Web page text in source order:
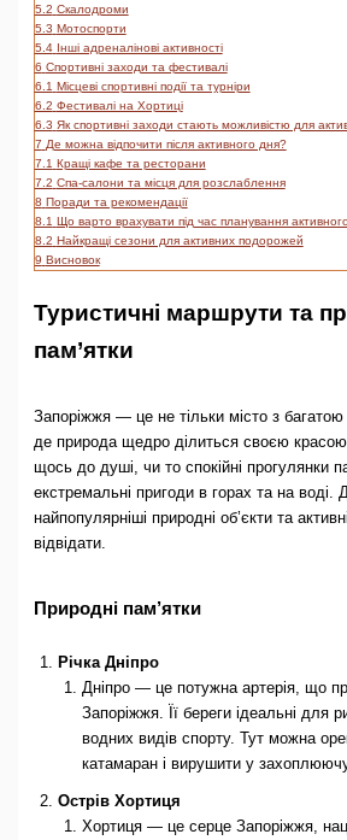
5.2 Скалодроми
5.3 Мотоспорти
5.4 Інші адреналінові активності
6 Спортивні заходи та фестивалі
6.1 Місцеві спортивні події та турніри
6.2 Фестивалі на Хортиці
6.3 Як спортивні заходи стають можливістю для
7 Де можна відпочити після активного дня?
7.1 Кращі кафе та ресторани
7.2 Спа-салони та місця для розслаблення
8 Поради та рекомендації
8.1 Що варто врахувати під час планування
8.2 Найкращі сезони для активних подорожей
9 Висновок
Туристичні маршрути та
пам’ятки
Запоріжжя — це не тільки місто з багатою
де природа щедро ділиться своєю
щось до душі, чи то спокійні прогулянки
екстремальні пригоди в горах та на воді.
найпопулярніші природні об’єкти та
відвідати.
Природні пам’ятки
Річка Дніпро
Дніпро — це потужна артерія, що
Запоріжжя. Її береги ідеальні для
водних видів спорту. Тут можна
катамаран і вирушити у
Острів Хортиця
Хортиця — це серце Запоріжжя,